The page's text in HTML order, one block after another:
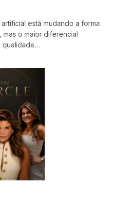
está mudando a forma
mas o maior diferencial
qualidade…